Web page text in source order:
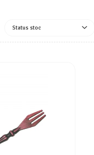
Status stoc